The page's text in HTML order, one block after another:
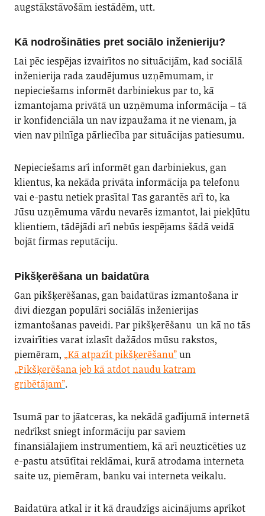
augstākstāvošām iestādēm, utt.
Kā nodrošināties pret sociālo inženieriju?
Lai pēc iespējas izvairītos no situācijām, kad sociālā
inženierija rada zaudējumus uzņēmumam, ir
nepieciešams informēt darbiniekus par to, kā
izmantojama privātā un uzņēmuma informācija – tā
ir konfidenciāla un nav izpaužama it ne vienam, ja
vien nav pilnīga pārliecība par situācijas patiesumu.
Nepieciešams arī informēt gan darbiniekus, gan
klientus, ka nekāda privāta informācija pa telefonu
vai e-pastu netiek prasīta! Tas garantēs arī to, ka
Jūsu uzņēmuma vārdu nevarēs izmantot, lai piekļūtu
klientiem, tādējādi arī nebūs iespējams šādā veidā
bojāt firmas reputāciju.
Pikšķerēšana un baidatūra
Gan pikšķerēšanas, gan baidatūras izmantošana ir
divi diezgan populāri sociālās inženierijas
izmantošanas paveidi. Par pikšķerēšanu un kā no tās
izvairīties varat izlasīt dažādos mūsu rakstos,
piemēram, „Kā atpazīt pikšķerēšanu”un
„Pikšķerēšana jeb kā atdot naudu katram
gribētājam”.
Īsumā par to jāatceras, ka nekādā gadījumā internetā
nedrīkst sniegt informāciju par saviem
finansiālajiem instrumentiem, kā arī neuzticēties uz
e-pastu atsūtītai reklāmai, kurā atrodama interneta
saite uz, piemēram, banku vai interneta veikalu.
Baidatūra atkal ir it kā draudzīgs aicinājums aprīkot